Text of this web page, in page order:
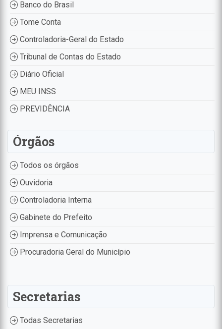
Banco do Brasil
Tome Conta
Controladoria-Geral do Estado
Tribunal de Contas do Estado
Diário Oficial
MEU INSS
PREVIDÊNCIA
Órgãos
Todos os órgãos
Ouvidoria
Controladoria Interna
Gabinete do Prefeito
Imprensa e Comunicação
Procuradoria Geral do Município
Secretarias
Todas Secretarias